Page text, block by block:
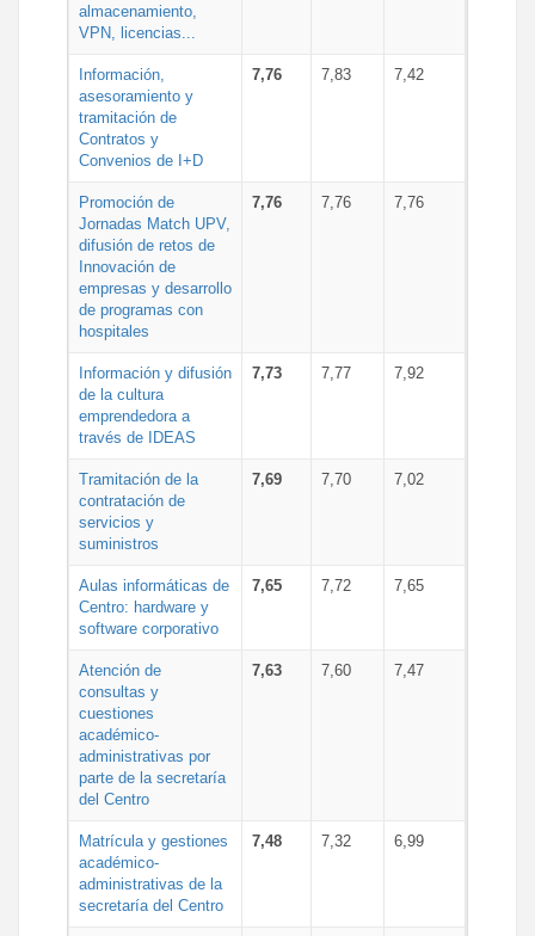
almacenamiento,
VPN, licencias...
Información,
asesoramiento y
tramitación de
Contratos y
Convenios de I+D
7,76 7,83 7,42
Promoción de
Jornadas Match UPV,
difusión de retos de
Innovación de
empresas y desarrollo
de programas con
hospitales
7,76 7,76 7,76
Información y difusión
de la cultura
emprendedora a
través de IDEAS
7,73 7,77 7,92
Tramitación de la
contratación de
servicios y
suministros
7,69 7,70 7,02
Aulas informáticas de
Centro: hardware y
software corporativo
7,65 7,72 7,65
Atención de
consultas y
cuestiones
académico-
administrativas por
parte de la secretaría
del Centro
7,63 7,60 7,47
Matrícula y gestiones
académico-
administrativas de la
secretaría del Centro
7,48 7,32 6,99